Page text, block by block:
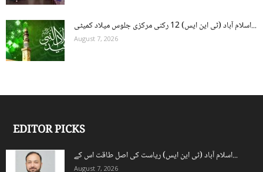
اسلام آباد (ٹی این ایس) 12 رکنی مرکزی جلوس میلاد کمیٹی...
August 7, 2026
EDITOR PICKS
اسلام آباد (ٹی این ایس) ریاست کی اصل طاقت اس کے...
August 7, 2026